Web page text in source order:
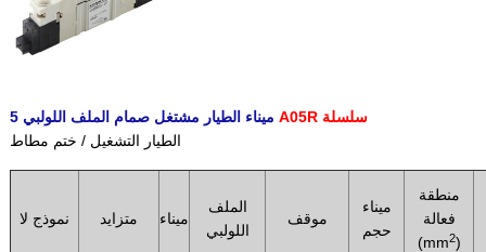
5 ميناء الطيار مشتغل صمام الملف اللولبي
A05R سلسلة
الطيار التشغيل / ختم مطاط
نموذج لا متزايد ميناء
الملف
اللولبي
موقف
ميناء
حجم
منطقة
فعالة
(mm2)